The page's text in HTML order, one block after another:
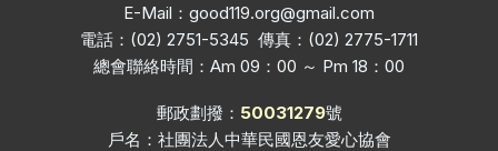
E-Mail： good119.org@gmail.com
電話：(02) 2751-5345 傳真：(02) 2775-1711
總會聯絡時間：Am 09：00 ～ Pm 18：00
郵政劃撥： 50031279號
戶名：社團法人中華民國恩友愛心協會